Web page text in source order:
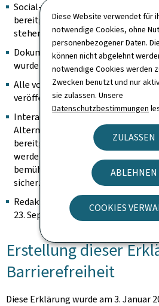
Diese Website verwendet für
notwendige Cookies, ohne
personenbezogener Daten.
können nicht abgelehnt
notwendige Cookies werden
Zwecken benutzt und nur
sie zulassen. Unsere
Datenschutzbestimmungen
ZULASSEN
ABLEHNEN
COOKIES
Social-Feed-Bilder, die von
bereitgestellt werden und nicht
stehen.
Dokumente, die vor dem 23.
wurden.
Alle vor dem 23. September 2020
veröffentlichten Videos.
Interaktive Karten sind insoweit
Alternative auf der Seite
bereitgestellten Information
werden die Adressen in Worten
bemühen uns, sie identifizierbar zu
sicherzustellen, dass sie keine
Redaktioneller Inhalt, der als
23. September 2019 nicht mehr
Erstellung dieser
Barrierefreiheit
Diese Erklärung wurde am3. Januar